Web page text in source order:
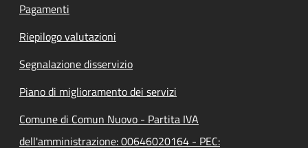
Pagamenti
Riepilogo valutazioni
Segnalazione disservizio
Piano di miglioramento dei servizi
Comune di Comun Nuovo - Partita IVA
dell'amministrazione: 00646020164 - PEC: